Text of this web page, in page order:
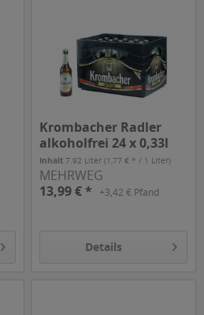
Krombacher Radler
alkoholfrei 24 x 0,33l
Inhalt7.92 Liter(1,77 € * / 1 Liter)
MEHRWEG
13,99 € *
+3,42 € Pfand
Details